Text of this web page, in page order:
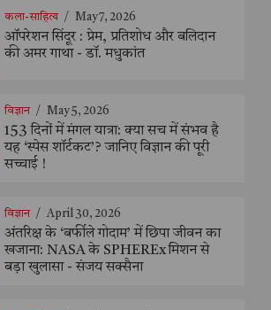
कला-साहित्य / May 7, 2026
ऑपरेशन सिंदूर : प्रेम, प्रतिशोध और बलिदान
की अमर गाथा - डॉ. मधुकांत
विज्ञान / May 5, 2026
153 दिनों में मंगल यात्रा: क्या सच में संभव है
यह ‘स्पेस शॉर्टकट’? जानिए विज्ञान की पूरी
सच्चाई !
विज्ञान / April 30, 2026
अंतरिक्ष के ‘बर्फीले गोदाम’ में छिपा जीवन का
खजाना: NASA के SPHEREx मिशन से
बड़ा खुलासा - संजय सक्सैना